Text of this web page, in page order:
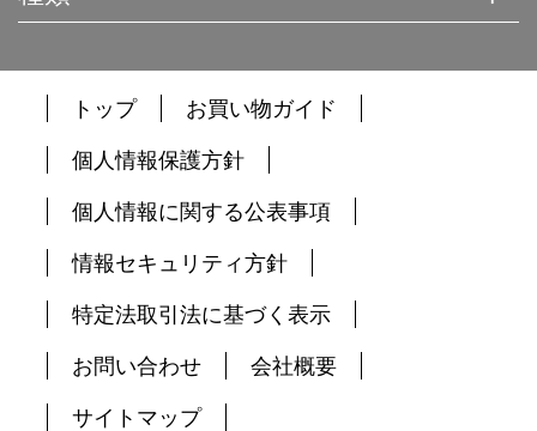
トップ お買い物ガイド
個人情報保護方針
個人情報に関する公表事項
情報セキュリティ方針
特定法取引法に基づく表示
お問い合わせ 会社概要
サイトマップ